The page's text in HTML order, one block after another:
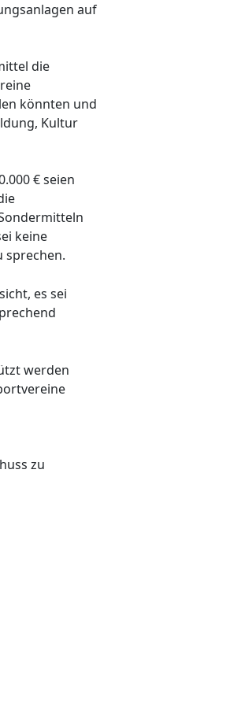
auf
die
könnten und
Kultur
€ seien
keine
sprechen.
es sei
werden
zu